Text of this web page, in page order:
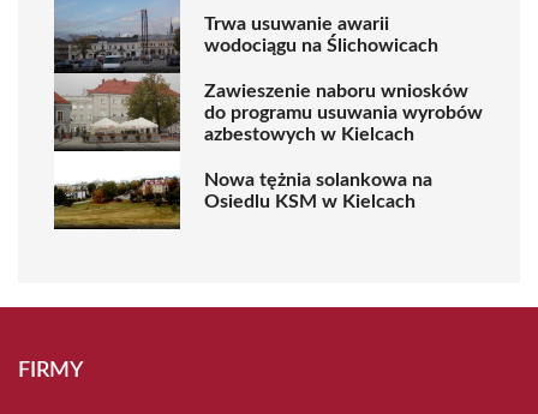
Trwa usuwanie awarii
wodociągu na Ślichowicach
Zawieszenie naboru wniosków
do programu usuwania wyrobów
azbestowych w Kielcach
Nowa tężnia solankowa na
Osiedlu KSM w Kielcach
FIRMY